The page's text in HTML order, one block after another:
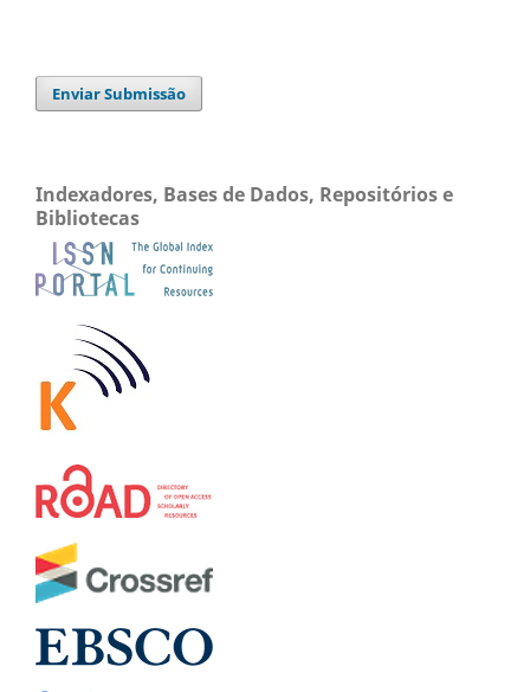
Enviar Submissão
Indexadores, Bases de Dados, Repositórios e
Bibliotecas